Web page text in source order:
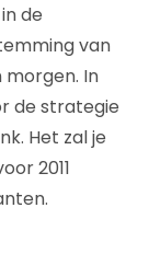
de
van
morgen. In
de strategie
Het zal je
2011